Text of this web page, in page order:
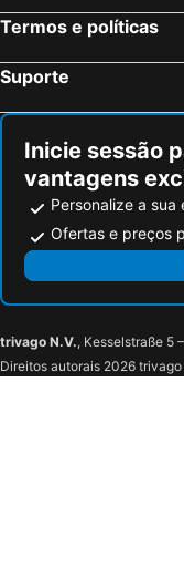
Termos e políticas
Suporte
Inicie sessão
vantagens
Personalize a sua
Ofertas e preços
trivago N.V., Kesselstraße 5
Direitos autorais 2026